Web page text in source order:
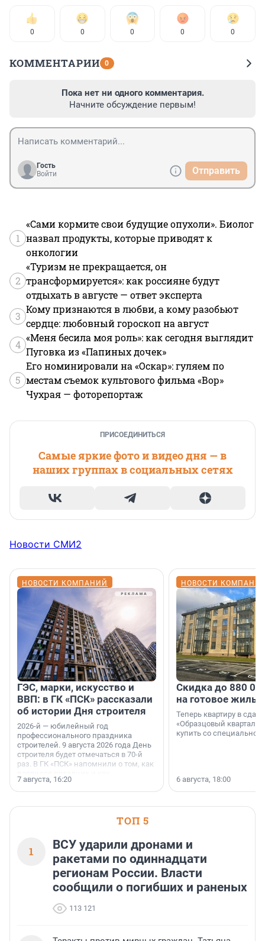
0 0 0 0 0
КОММЕНТАРИИ 0
Пока нет ни одного комментария.
Начните обсуждение первым!
Гость
Войти
Отправить
1
«Сами кормите свои будущие опухоли». Биолог
назвал продукты, которые приводят к
онкологии
2
«Туризм не прекращается, он
трансформируется»: как россияне будут
отдыхать в августе — ответ эксперта
3
Кому признаются в любви, а кому разобьют
сердце: любовный гороскоп на август
4
«Меня бесила моя роль»: как сегодня выглядит
Пуговка из «Папиных дочек»
5
Его номинировали на «Оскар»: гуляем по
местам съемок культового фильма «Вор»
Чухрая — фоторепортаж
ПРИСОЕДИНИТЬСЯ
Самые яркие фото и видео дня — в
наших группах в социальных сетях
Новости СМИ2
НОВОСТИ КОМПАНИЙ
ГЭС, марки, искусство и
ВВП: в ГК «ПСК» рассказали
об истории Дня строителя
2026-й — юбилейный год
профессионального праздника
строителей. 9 августа 2026 года День
строителя будет отмечаться в 70-й
раз. В ГК «ПСК» напомнили о том, как
поменялась роль строительства.
7 августа, 16:20
НОВОСТИ
Скидка до 880
на готовое
Теперь квартиру в
«Образцовый квартал
купить со специальной
6 августа, 18:00
ТОП 5
1
ВСУ ударили дронами и
ракетами по одиннадцати
регионам России. Власти
сообщили о погибших и раненых
113 121